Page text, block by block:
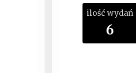
ilość wydań
6